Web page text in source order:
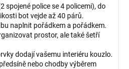
spojené police se 4 policemi), do
bot vejde až 40 párů.
naplnit pořádkem a pořádkem.
prostor, ale také šetří
dodají vašemu interiéru kouzlo.
nebo chodby výběrem